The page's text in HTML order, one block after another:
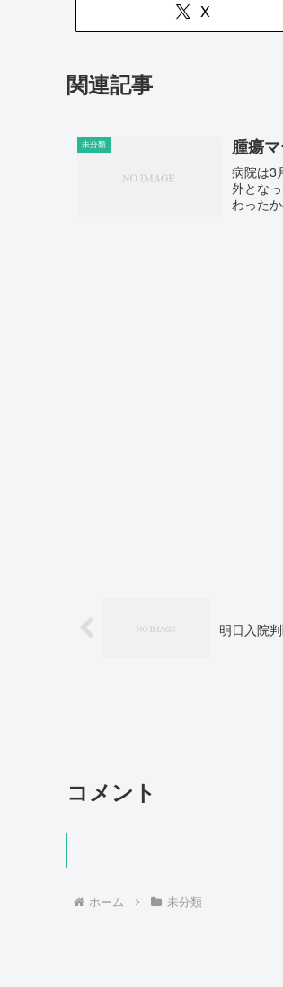
X
関連記事
未分類 腫瘍
病院は3
外とな
わった
明日入院
コメント
ホーム 未分類